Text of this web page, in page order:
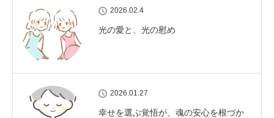
2026.02.4
光の愛と、光の慰め
2026.01.27
幸せを選ぶ覚悟が、魂の安心を根づか